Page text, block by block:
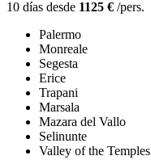
10 días desde 1125 € /pers.
Palermo
Monreale
Segesta
Erice
Trapani
Marsala
Mazara del Vallo
Selinunte
Valley of the Temples